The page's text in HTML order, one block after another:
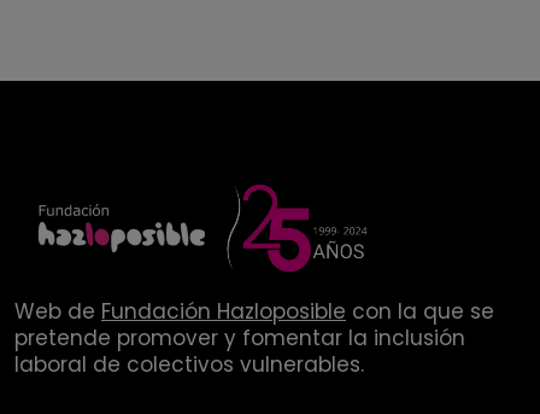
Web de Fundación Hazloposible con la que se
pretende promover y fomentar la inclusión
laboral de colectivos vulnerables.